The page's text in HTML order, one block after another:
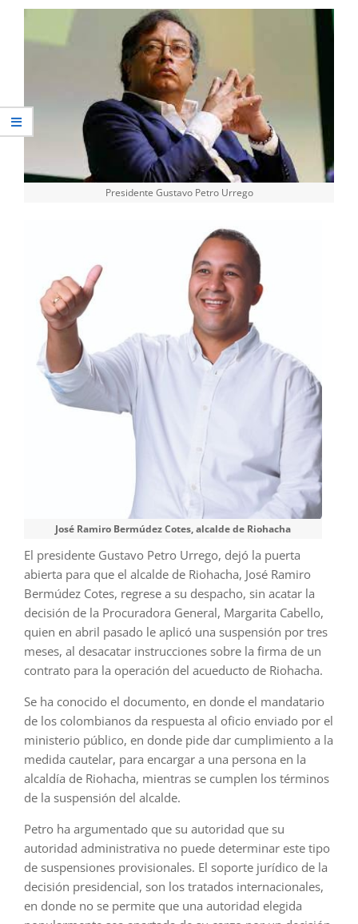
Presidente Gustavo Petro Urrego
José Ramiro Bermúdez Cotes, alcalde de Riohacha
El presidente Gustavo Petro Urrego, dejó la puerta
abierta para que el alcalde de Riohacha, José Ramiro
Bermúdez Cotes, regrese a su despacho, sin acatar la
decisión de la Procuradora General, Margarita Cabello,
quien en abril pasado le aplicó una suspensión por tres
meses, al desacatar instrucciones sobre la firma de un
contrato para la operación del acueducto de Riohacha.
Se ha conocido el documento, en donde el mandatario
de los colombianos da respuesta al oficio enviado por el
ministerio público, en donde pide dar cumplimiento a la
medida cautelar, para encargar a una persona en la
alcaldía de Riohacha, mientras se cumplen los términos
de la suspensión del alcalde.
Petro ha argumentado que su autoridad que su
autoridad administrativa no puede determinar este tipo
de suspensiones provisionales. El soporte jurídico de la
decisión presidencial, son los tratados internacionales,
en donde no se permite que una autoridad elegida